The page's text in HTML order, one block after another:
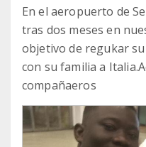
En el aeropuerto de
tras dos meses en
objetivo de regukar
con su familia a
compañaeros